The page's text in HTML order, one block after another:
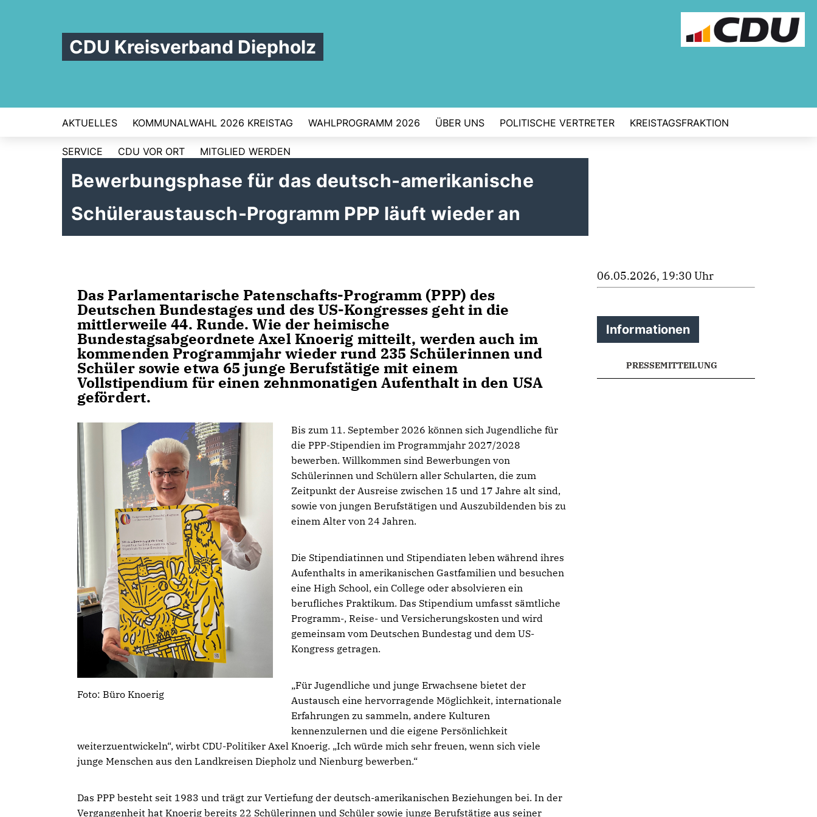
CDU Kreisverband Diepholz
AKTUELLES KOMMUNALWAHL 2026 KREISTAG WAHLPROGRAMM 2026 ÜBER UNS POLITISCHE VERTRETER KREISTAGSFRAKTION
SERVICE CDU VOR ORT MITGLIED WERDEN
Bewerbungsphase für das deutsch-amerikanische
Schüleraustausch-Programm PPP läuft wieder an
Das Parlamentarische Patenschafts-Programm (PPP) des
Deutschen Bundestages und des US-Kongresses geht in die
mittlerweile 44. Runde. Wie der heimische
Bundestagsabgeordnete Axel Knoerig mitteilt, werden auch im
kommenden Programmjahr wieder rund 235 Schülerinnen und
Schüler sowie etwa 65 junge Berufstätige mit einem
Vollstipendium für einen zehnmonatigen Aufenthalt in den USA
gefördert.
Foto: Büro Knoerig
Bis zum 11. September 2026 können sich Jugendliche für
die PPP-Stipendien im Programmjahr 2027/2028
bewerben. Willkommen sind Bewerbungen von
Schülerinnen und Schülern aller Schularten, die zum
Zeitpunkt der Ausreise zwischen 15 und 17 Jahre alt sind,
sowie von jungen Berufstätigen und Auszubildenden bis zu
einem Alter von 24 Jahren.
Die Stipendiatinnen und Stipendiaten leben während ihres
Aufenthalts in amerikanischen Gastfamilien und besuchen
eine High School, ein College oder absolvieren ein
berufliches Praktikum. Das Stipendium umfasst sämtliche
Programm-, Reise- und Versicherungskosten und wird
gemeinsam vom Deutschen Bundestag und dem US-
Kongress getragen.
Für Jugendliche und junge Erwachsene bietet der
Austausch eine hervorragende Möglichkeit, internationale
Erfahrungen zu sammeln, andere Kulturen
kennenzulernen und die eigene Persönlichkeit
weiterzuentwickeln“, wirbt CDU-Politiker Axel Knoerig. „Ich würde mich sehr freuen, wenn sich viele
junge Menschen aus den Landkreisen Diepholz und Nienburg bewerben.“
Das PPP besteht seit 1983 und trägt zur Vertiefung der deutsch-amerikanischen Beziehungen bei. In der
Vergangenheit hat Knoerig bereits 22 Schülerinnen und Schüler sowie junge Berufstätige aus seiner
06.05.2026, 19:30 Uhr
Informationen
PRESSEMITTEILUNG